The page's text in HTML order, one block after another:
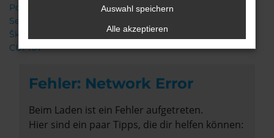
Porsche
Seat
Škoda
CUPRA
Fehler: Network Error
Beim Laden ist ein Fehler aufgetreten.
Hier sind ein paar Tipps, die dir helfen können:
Auswahl speichern
Alle akzeptieren